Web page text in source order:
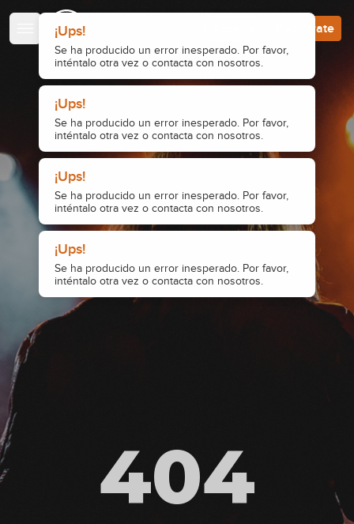
¡Ups!
Se ha producido un error inesperado. Por favor,
inténtalo otra vez o contacta con nosotros.
¡Ups!
Se ha producido un error inesperado. Por favor,
inténtalo otra vez o contacta con nosotros.
¡Ups!
Se ha producido un error inesperado. Por favor,
inténtalo otra vez o contacta con nosotros.
¡Ups!
Se ha producido un error inesperado. Por favor,
inténtalo otra vez o contacta con nosotros.
Regístrate
404
Escuela de Guitarristas